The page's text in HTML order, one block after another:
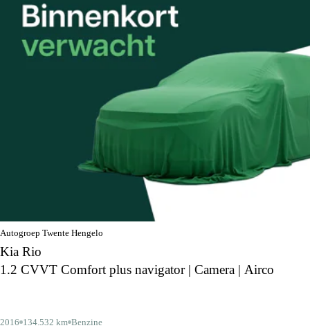
Autogroep Twente Hengelo
Kia Rio
1.2 CVVT Comfort plus navigator | Camera | Airco
2016 134.532 km Benzine